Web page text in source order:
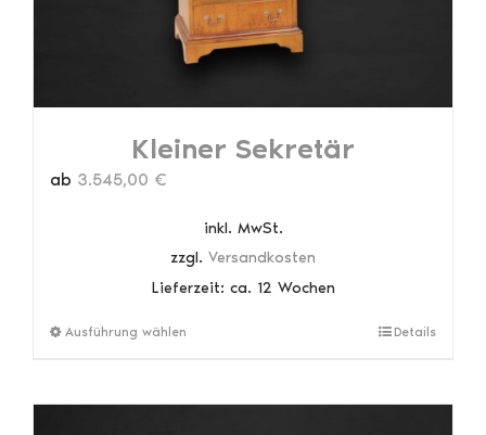
Kleiner Sekretär
ab 3.545,00 €
inkl. MwSt.
zzgl. Versandkosten
Lieferzeit: ca. 12 Wochen
Ausführung wählen
mehrere
Details